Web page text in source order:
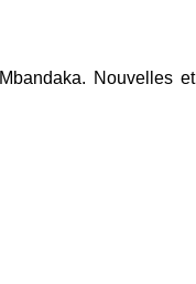
Nouvelles et